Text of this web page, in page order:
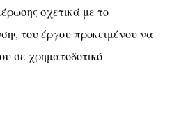
σχετικά με το
του έργου προκειμένου να
σε χρηματοδοτικό